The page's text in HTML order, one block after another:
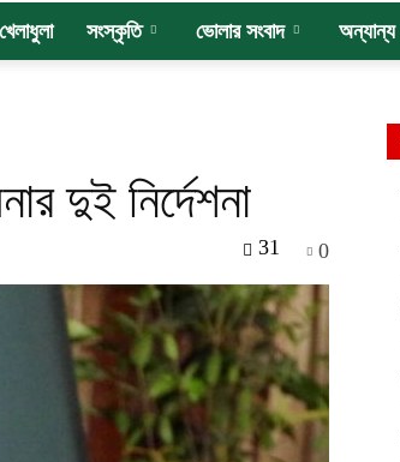
খেলাধুলা সংস্কৃতি ভোলার সংবাদ অন্যান্য
দুই নির্দেশনা
0
31